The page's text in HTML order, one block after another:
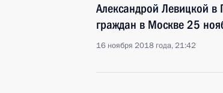
Александрой Левицкой
граждан в Москве 25
16 ноября 2018 года, 21:42